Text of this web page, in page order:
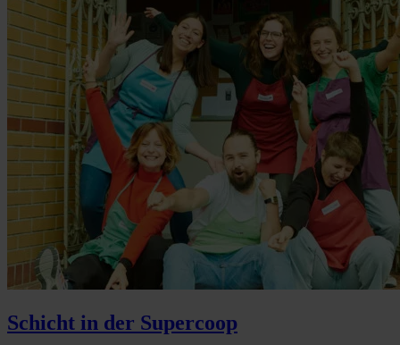
Schicht in der Supercoop